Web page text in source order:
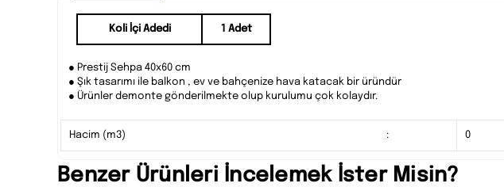
Koli İçi Adedi 1 Adet
● Prestij Sehpa 40x60 cm
● Şık tasarımı ile balkon , ev ve bahçenize hava katacak bir üründür
● Ürünler demonte gönderilmekte olup kurulumu çok kolaydır.
Hacim (m3) : 0
Benzer Ürünleri İncelemek İster Misin?